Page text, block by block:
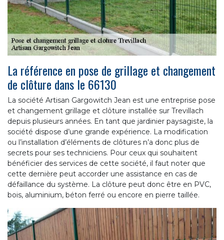
La référence en pose de grillage et changement
de clôture dans le 66130
La société Artisan Gargowitch Jean est une entreprise pose
et changement grillage et clôture installée sur Trevillach
depuis plusieurs années. En tant que jardinier paysagiste, la
société dispose d’une grande expérience. La modification
ou l’installation d’éléments de clôtures n’a donc plus de
secrets pour ses techniciens. Pour ceux qui souhaitent
bénéficier des services de cette société, il faut noter que
cette dernière peut accorder une assistance en cas de
défaillance du système. La clôture peut donc être en PVC,
bois, aluminium, béton ferré ou encore en pierre taillée.